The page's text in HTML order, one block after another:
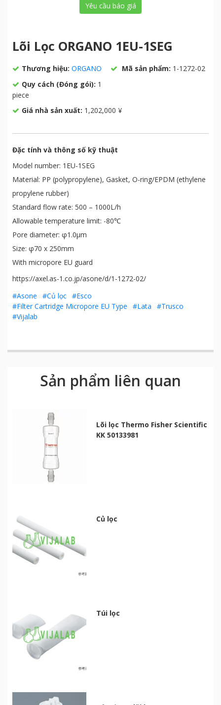
Yêu cầu báo giá
Lõi Lọc ORGANO 1EU-1SEG
Thương hiệu: ORGANO Mã sản phẩm: 1-1272-02
Quy cách (Đóng gói): 1
piece
Giá nhà sản xuất: 1,202,000 ¥
Đặc tính và thông số kỹ thuật
Model number: 1EU-1SEG
Material: PP (polypropylene), Gasket, O-ring/EPDM (ethylene
propylene rubber)
Standard flow rate: 500 – 1000L/h
Allowable temperature limit: -80℃
Pore diameter: φ1.0μm
Size: φ70 x 250mm
With micropore EU guard
https://axel.as-1.co.jp/asone/d/1-1272-02/
#Asone
#Củ lọc #Esco
#Filter Cartridge Micropore EU Type
#Lata
#Trusco
#Vijalab
Sản phẩm liên quan
Lõi lọc Thermo Fisher Scientific
KK 50133981
Củ lọc
Túi lọc